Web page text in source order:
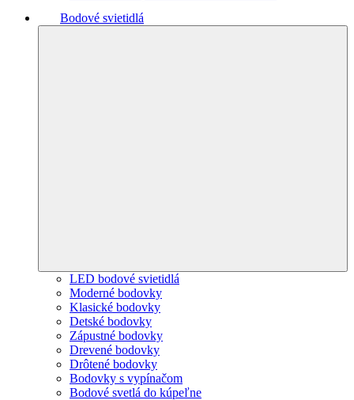
Bodové svietidlá
LED bodové svietidlá
Moderné bodovky
Klasické bodovky
Detské bodovky
Zápustné bodovky
Drevené bodovky
Drôtené bodovky
Bodovky s vypínačom
Bodové svetlá do kúpeľne